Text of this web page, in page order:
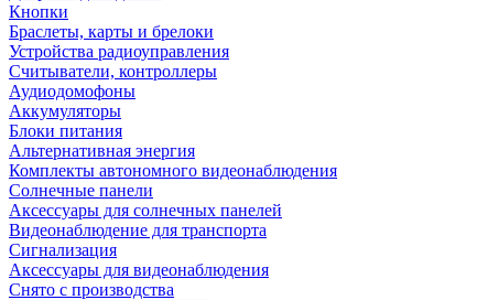
Кнопки
Браслеты, карты и брелоки
Устройства радиоуправления
Считыватели, контроллеры
Аудиодомофоны
Аккумуляторы
Блоки питания
Альтернативная энергия
Комплекты автономного видеонаблюдения
Солнечные панели
Аксессуары для солнечных панелей
Видеонаблюдение для транспорта
Сигнализация
Аксессуары для видеонаблюдения
Снято с производства